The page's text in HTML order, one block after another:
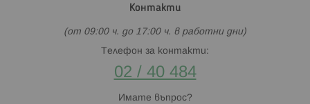
Контакти
(от 09:00 ч. до 17:00 ч. в работни дни)
Телефон за контакти:
02 / 40 484
Имате въпрос?